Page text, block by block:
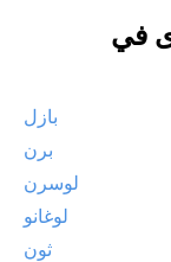
النسبي،
المعتدل.
في
بازل
برن
لوسرن
لوغانو
ثون